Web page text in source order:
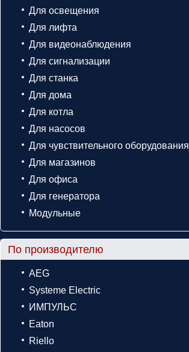
Для освещения
Для лифта
Для видеонаблюдения
Для сигнализации
Для станка
Для дома
Для котла
Для насосов
Для чувствительного оборудования
Для магазинов
Для офиса
Для генератора
Модульные
По производителю
AEG
Systeme Electric
ИМПУЛЬС
Eaton
Riello